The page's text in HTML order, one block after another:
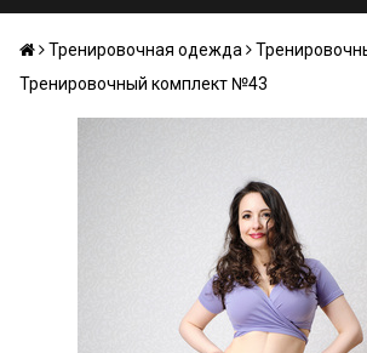
Тренировочная одежда
Тренировочный комплект №43